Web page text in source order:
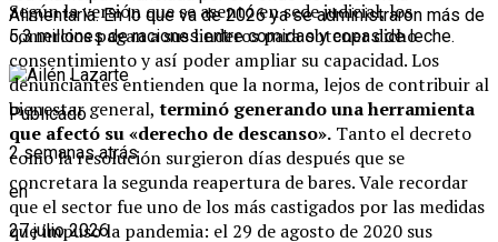
Según la versión que se asentó en sede judicial, los
comercios pagan a sus linderos para obtener dicho
consentimiento y así poder ampliar su capacidad. Los
denunciantes entienden que la norma, lejos de contribuir al
bienestar general, terminó generando una herramienta
que afectó su «derecho de descanso». Tanto el decreto
como la resolución surgieron días después que se
concretara la segunda reapertura de bares. Vale recordar
que el sector fue uno de los más castigados por las medidas
que impuso la pandemia: el 29 de agosto de 2020 sus
Alimentaria. En lo que va de 2026 ya se administraron más de
5,3 millones de raciones entre comidas y copas de leche.
Publicado
2 semanas atrás
en
27 julio 2026